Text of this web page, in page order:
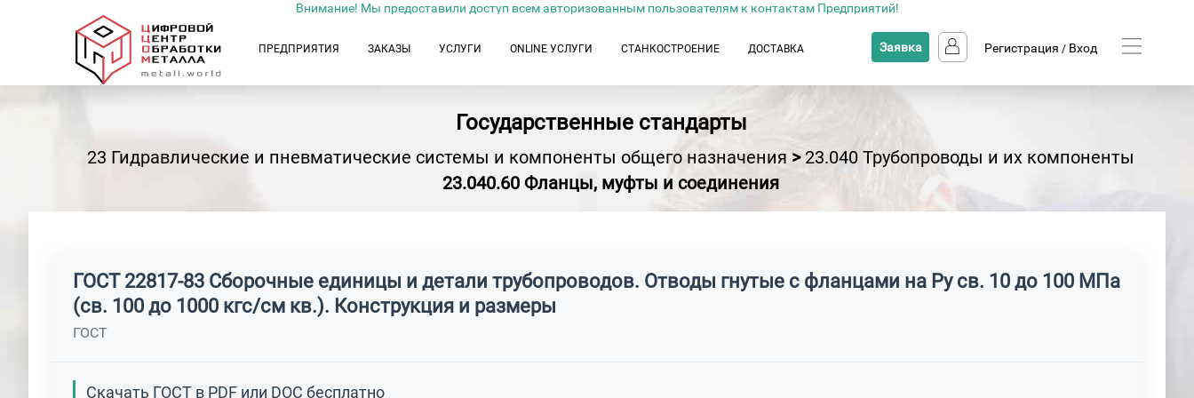
Внимание! Мы предоставили доступ всем авторизованным пользователям к контактам Предприятий!
ПРЕДПРИЯТИЯ ЗАКАЗЫ УСЛУГИ ONLINE УСЛУГИ СТАНКОСТРОЕНИЕ ДОСТАВКА Заявка Регистрация / Вход
Государственные стандарты
23 Гидравлические и пневматические системы и компоненты общего назначения > 23.040 Трубопроводы и их компоненты
23.040.60 Фланцы, муфты и соединения
ГОСТ 22817-83 Сборочные единицы и детали трубопроводов. Отводы гнутые с фланцами на Ру св. 10 до 100 МПа
(св. 100 до 1000 кгс/см кв.). Конструкция и размеры
ГОСТ
Скачать ГОСТ в PDF или DOC бесплатно